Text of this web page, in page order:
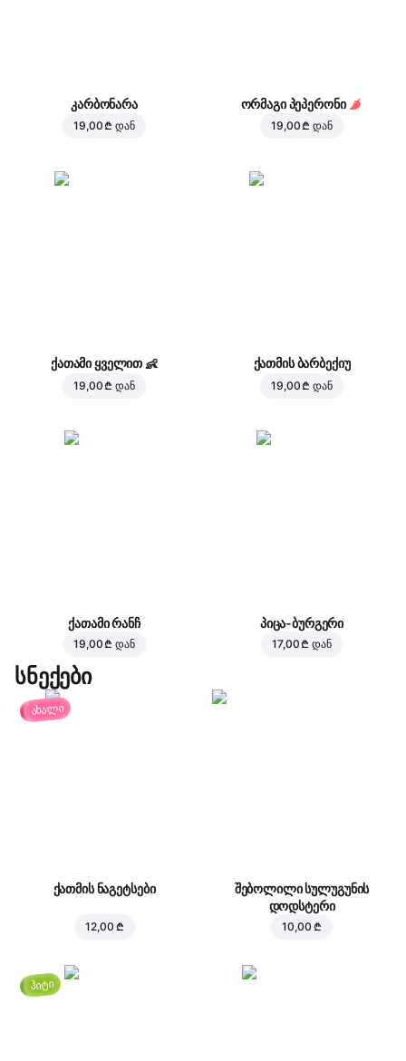
კარბონარა
19,00 ₾ დან
ორმაგი პეპერონი
19,00 ₾ დან
ქათამი ყველით👶
19,00 ₾ დან
ქათმის ბარბექიუ
19,00 ₾ დან
ქათამი რანჩ
19,00 ₾ დან
პიცა-ბურგერი
17,00 ₾ დან
სნექები
ახალი
ქათმის ნაგეტსები
12,00 ₾
შებოლილი სულუგუნის
დოდსტერი
10,00 ₾
ჰიტი